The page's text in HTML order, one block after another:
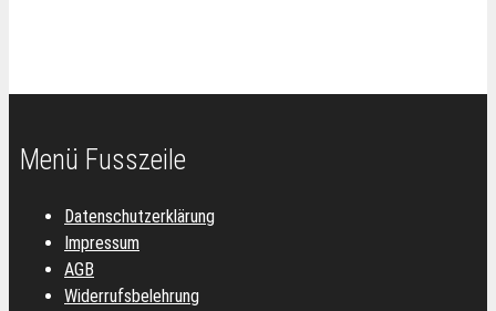
Menü Fusszeile
Datenschutzerklärung
Impressum
AGB
Widerrufsbelehrung